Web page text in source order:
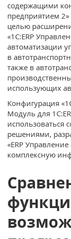
содержащими
предприятием
целью
«1С:ERP
автоматизации
в
также в
использующих
Конфигурация
Модуль для
использоваться
решениями,
«ERP
комплексную